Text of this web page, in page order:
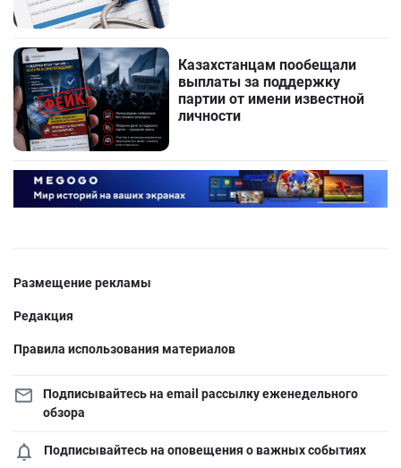
Казахстанцам пообещали
выплаты за поддержку
партии от имени известной
личности
Размещение рекламы
Редакция
Правила использования материалов
Подписывайтесь на email рассылку еженедельного
обзора
Подписывайтесь на оповещения о важных событиях